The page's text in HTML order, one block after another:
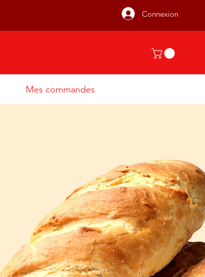
Connexion
Mes commandes